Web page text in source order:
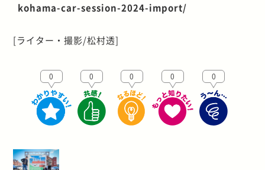
kohama-car-session-2024-import/
[ライター・撮影/松村透]
0 0 0 0 0